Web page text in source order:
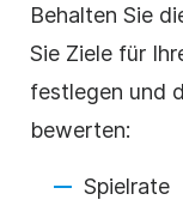
Behalten Sie
Sie Ziele für
festlegen und
bewerten:
Spielrate